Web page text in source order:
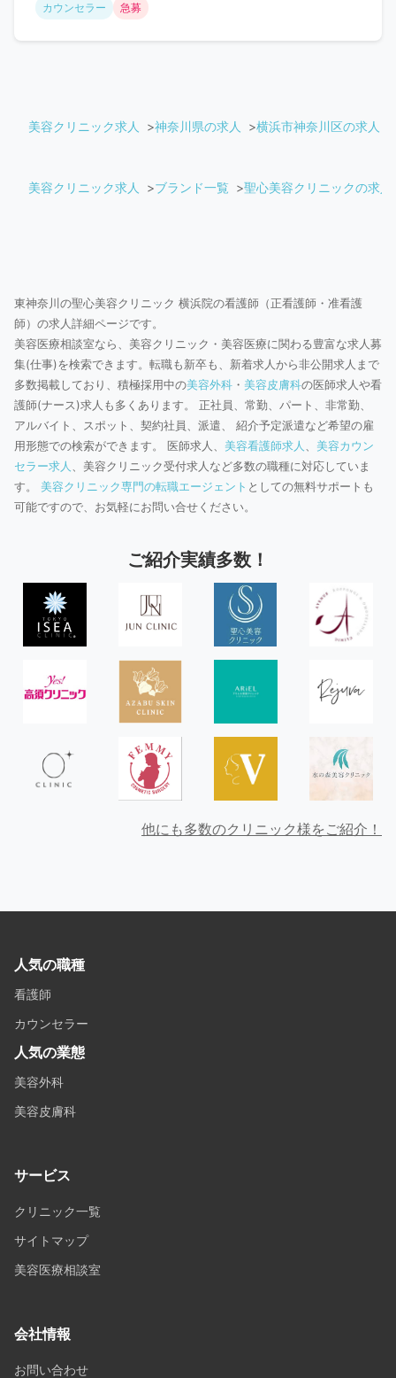
カウンセラー 急募
美容クリニック求人 神奈川県の求人 横浜市神奈川区の求人
美容クリニック求人 ブランド一覧 聖心美容クリニックの求人
東神奈川の聖心美容クリニック 横浜院の看護師（正看護師・准看護
師）の求人詳細ページです。
美容医療相談室なら、美容クリニック・美容医療に関わる豊富な求人募
集(仕事)を検索できます。転職も新卒も、新着求人から非公開求人まで
多数掲載しており、積極採用中の美容外科 ・ 美容皮膚科の医師求人や看
護師(ナース)求人も多くあります。 正社員、常勤、パート、非常勤、
アルバイト、スポット、契約社員、派遣、 紹介予定派遣など希望の雇
用形態での検索ができます。 医師求人、 美容看護師求人
美容カウン
セラー求人
、美容クリニック受付求人など多数の職種に対応していま
す。 美容クリニック専門の転職エージェント としての無料サポートも
可能ですので、お気軽にお問い合せください。
ご紹介実績多数！
他にも多数のクリニック様をご紹介！
人気の職種
看護師
カウンセラー
人気の業態
美容外科
美容皮膚科
サービス
クリニック一覧
サイトマップ
美容医療相談室
会社情報
お問い合わせ